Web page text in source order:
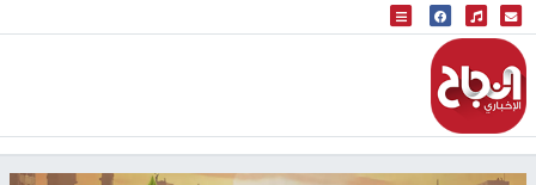
البث المباشر
إذاعة النجاح